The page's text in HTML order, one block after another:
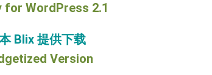
for WordPress 2.1
Blix 提供下载
Version